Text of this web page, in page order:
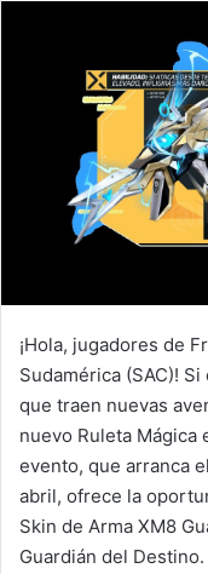
¡Hola, jugadores de
Sudamérica (SAC)!
que traen nuevas
nuevo Ruleta Mágica
evento, que arranca
abril, ofrece la
Skin de Arma XM8
Guardián del